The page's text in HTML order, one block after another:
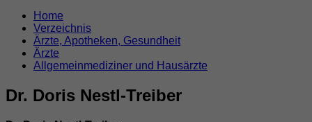
Home
Verzeichnis
Ärzte, Apotheken, Gesundheit
Ärzte
Allgemeinmediziner und Hausärzte
Dr. Doris Nestl-Treiber